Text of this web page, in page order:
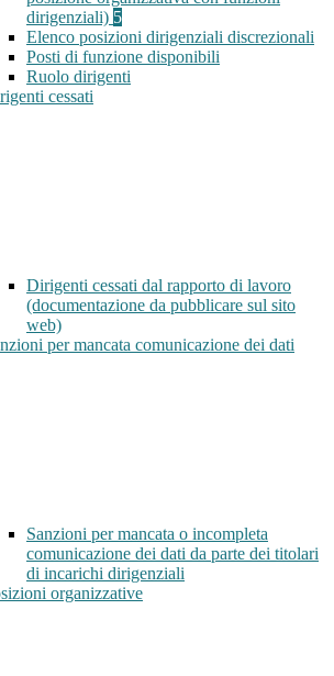
dirigenziali) 5
Elenco posizioni dirigenziali discrezionali
Posti di funzione disponibili
Ruolo dirigenti
cessati
Dirigenti cessati dal rapporto di lavoro
(documentazione da pubblicare sul sito
web)
per mancata comunicazione dei dati
Sanzioni per mancata o incompleta
comunicazione dei dati da parte dei titolari
di incarichi dirigenziali
organizzative